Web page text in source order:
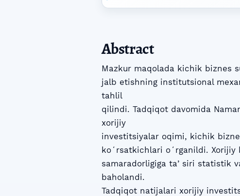
Abstract
Mazkur maqolada kichik biznes
jalb etishning institutsional
tahlil
qilindi. Tadqiqot davomida
xorijiy
investitsiyalar oqimi, kichik
koʻrsatkichlari oʻrganildi.
samaradorligiga taʼsiri statistik
baholandi.
Tadqiqot natijalari xorijiy